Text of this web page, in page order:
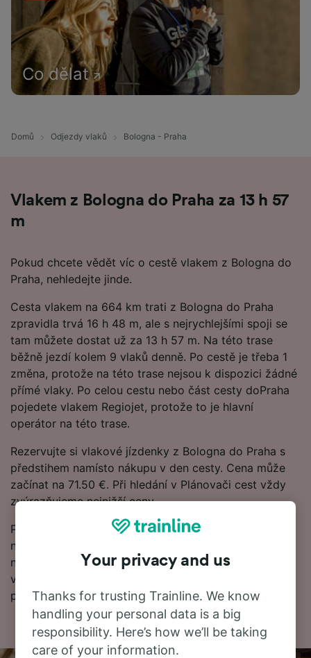
Co dělat
Domů Odjezdy vlaků Bologna - Praha
Vlakem z Bologna do Praha za 13 h 57
m
Pokud chcete vědět víc o cestě vlakem z Bologna do
Praha, nehledejte jinde.
Cesta vlakem na 664 km trati z Bologna do Praha
zpravidla trvá 16 h 48 m, ale s nejrychlejšími spoji se
tam můžete dostat už za 13 h 57 m. Na této trase
běžně jezdí kolem 9 vlaků denně. Po cestě je třeba 1
změna, protože na této trase nejsou k dispozici žádné
přímé vlaky. Po celou cestu nebo část cesty doPraha
pojedete vlakem Regiojet, protože to je hlavní
operátor na této trase.
Rezervujte si vlakové jízdenky z Bologna do Praha s
předstihem namísto nákupu v den cesty. Cena může
začínat na 71.50 €. Při hledání v Plánovači cest vždy
zvýrazňujeme nejnižší ceny.
Pokud jste připraveni k rezervaci, začněte hledat
nejlevnější vlakové jízdenky u nás ještě dnes. Dále
najdete další informace o cestě vlakem do Praha
včetně našeho jízdního řádu, kde uvidíte první a
poslední odjezdy vlaků.
Your privacy and us
Thanks for trusting Trainline. We know
handling your personal data is a big
responsibility. Here’s how we’ll be taking
care of your information.